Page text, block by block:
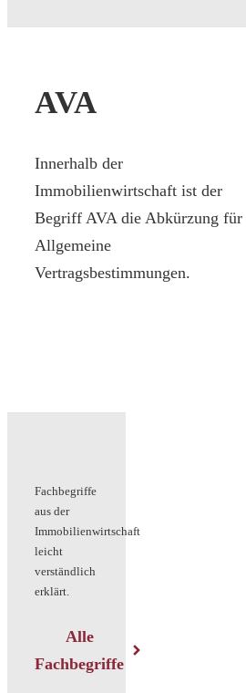
AVA
Innerhalb der
Immobilienwirtschaft ist der
Begriff AVA die Abkürzung für
Allgemeine
Vertragsbestimmungen.
Fachbegriffe
aus der
Immobilienwirtschaft
leicht
verständlich
erklärt.
Alle
Fachbegriffe